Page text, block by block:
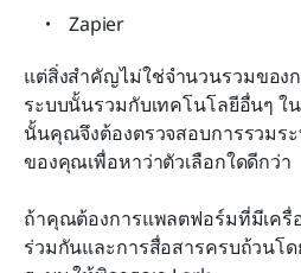
Zapier
แต่สิ่งสำคัญไม่ใช่จำนวนรวมของ
ระบบนั้นรวมกับเทคโนโลยีอื่นๆ
นั้นคุณจึงต้องตรวจสอบการรวมร
ของคุณเพื่อหาว่าตัวเลือกใดดีกว่า
ถ้าคุณต้องการแพลตฟอร์มที่มีเครื่
ร่วมกันและการสื่อสารครบถ้วนโ